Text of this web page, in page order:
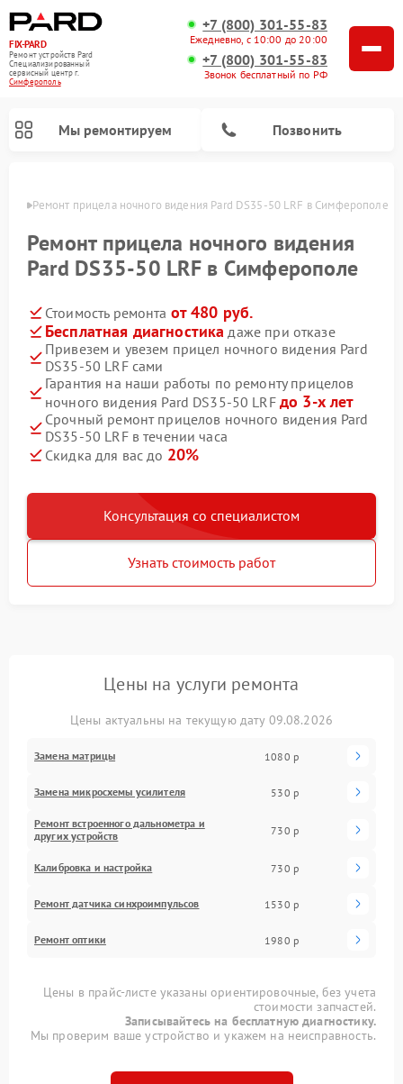
FIX-PARD
Ремонт устройств Pard
Специализированный
cервисный центр г.
Симферополь
+7 (800) 301-55-83
Ежедневно, с 10:00 до 20:00
+7 (800) 301-55-83
Звонок бесплатный по РФ
Мы ремонтируем Позвонить
Ремонт прицела ночного видения Pard DS35-50 LRF в Симферополе
Ремонт прицела ночного видения
Pard DS35-50 LRF в Симферополе
Стоимость ремонта от 480 руб.
Бесплатная диагностика даже при отказе
Привезем и увезем прицел ночного видения Pard
DS35-50 LRF сами
Гарантия на наши работы по ремонту прицелов
ночного видения Pard DS35-50 LRF до 3-х лет
Срочный ремонт прицелов ночного видения Pard
DS35-50 LRF в течении часа
Скидка для вас до 20%
Консультация со специалистом
Узнать стоимость работ
Цены на услуги ремонта
Цены актуальны на текущую дату 09.08.2026
Замена матрицы 1080 р
Замена микросхемы усилителя 530 р
Ремонт встроенного дальнометра и
других устройств
730 р
Калибровка и настройка 730 р
Ремонт датчика синхроимпульсов 1530 р
Ремонт оптики 1980 р
Цены в прайс-листе указаны ориентировочные, без учета
стоимости запчастей.
Записывайтесь на бесплатную диагностику.
Мы проверим ваше устройство и укажем на неисправность.